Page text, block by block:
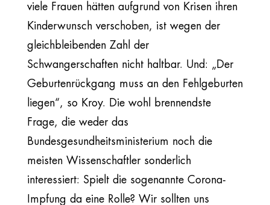
viele Frauen hätten aufgrund von Krisen ihren
Kinderwunsch verschoben, ist wegen der
gleichbleibenden Zahl der
Schwangerschaften nicht haltbar. Und: „Der
Geburtenrückgang muss an den Fehlgeburten
liegen“, so Kroy. Die wohl brennendste
Frage, die weder das
Bundesgesundheitsministerium noch die
meisten Wissenschaftler sonderlich
interessiert: Spielt die sogenannte Corona-
Impfung da eine Rolle? Wir sollten uns